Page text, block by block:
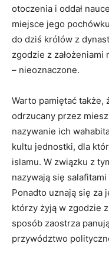
otoczenia i oddał
miejsce jego
do dziś królów z
zgodzie z
– nieoznaczone.
Warto pamiętać także,
odrzucany przez
nazywanie ich
kultu jednostki, dla
islamu. W związku z
nazywają się
Ponadto uznają się za
którzy żyją w zgodzie
sposób zaostrza
przywództwo